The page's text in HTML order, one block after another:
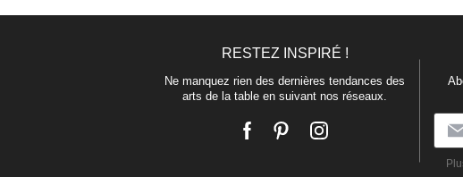
RESTEZ INSPIRÉ !
Ne manquez rien des dernières tendances des
arts de la table en suivant nos réseaux.